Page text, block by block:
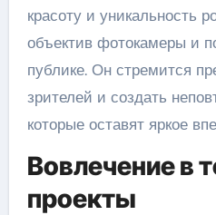
красоту и уникальность
объектив фотокамеры и
публике. Он стремится
зрителей и создать
которые оставят яркое
Вовлечение в
проекты